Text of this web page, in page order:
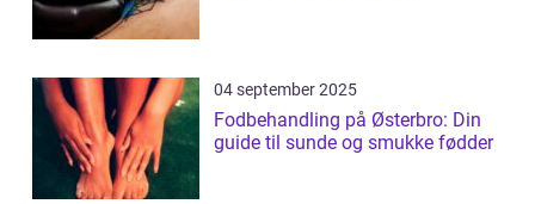
04 september 2025
Fodbehandling på Østerbro: Din
guide til sunde og smukke fødder